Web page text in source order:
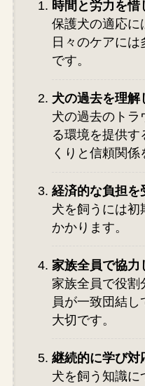
時間と労力を惜
保護犬の適応に
日々のケアに
です。
犬の過去を理解
犬の過去のトラ
る環境を提供す
くりと信頼関係
経済的な負担を
犬を飼うには初
かかります。
家族全員で協力
家族全員で役割
員が一致団結
大切です。
継続的に学び対
犬を飼う知識に